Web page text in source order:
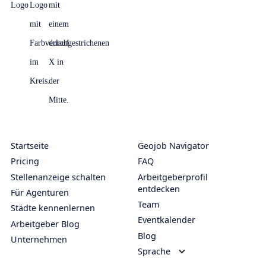
Startseite
Pricing
Stellenanzeige schalten
Für Agenturen
Städte kennenlernen
Arbeitgeber Blog
Unternehmen
Geojob Navigator
FAQ
Arbeitgeberprofil
entdecken
Team
Eventkalender
Blog
Sprache